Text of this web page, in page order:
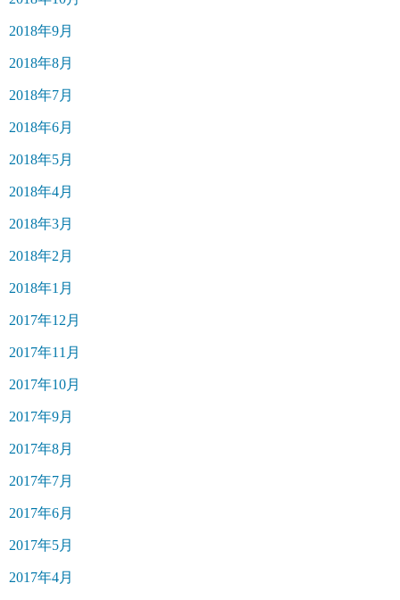
2018年9月
2018年8月
2018年7月
2018年6月
2018年5月
2018年4月
2018年3月
2018年2月
2018年1月
2017年12月
2017年11月
2017年10月
2017年9月
2017年8月
2017年7月
2017年6月
2017年5月
2017年4月